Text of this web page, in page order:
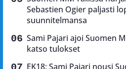
Sebastien Ogier paljasti
suunnitelmansa
Sami Pajari ajoi Suomen
katso tulokset
EK18: Sami Pajari nousi